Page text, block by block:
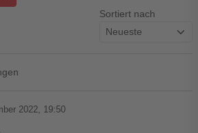
Sortiert nach
2022, 19:50